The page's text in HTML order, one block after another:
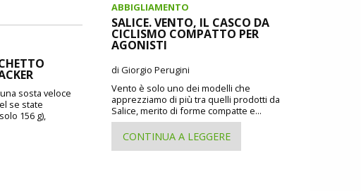
sosta veloce
se state
156 g),
ABBIGLIAMENTO
SALICE. VENTO, IL CASCO DA
CICLISMO COMPATTO PER
AGONISTI
di Giorgio Perugini
Vento è solo uno dei modelli che
apprezziamo di più tra quelli prodotti da
Salice, merito di forme compatte e...
CONTINUA A LEGGERE